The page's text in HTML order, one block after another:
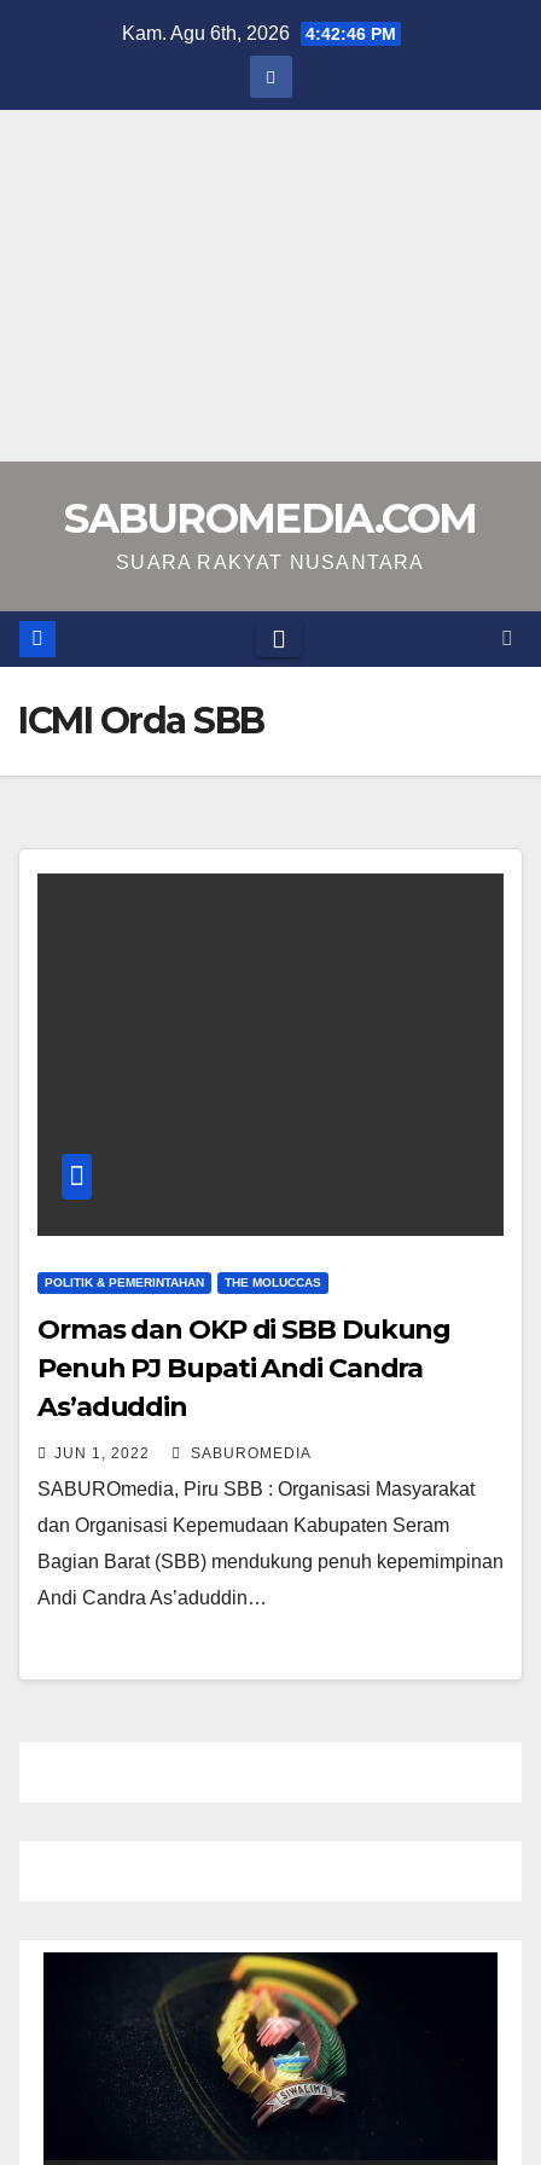
Kam. Agu 6th, 2026 4:42:46 PM
SABUROMEDIA.COM
SUARA RAKYAT NUSANTARA
ICMI Orda SBB
POLITIK & PEMERINTAHAN THE MOLUCCAS
Ormas dan OKP di SBB Dukung
Penuh PJ Bupati Andi Candra
As’aduddin
JUN 1, 2022 SABUROMEDIA
SABUROmedia, Piru SBB : Organisasi Masyarakat
dan Organisasi Kepemudaan Kabupaten Seram
Bagian Barat (SBB) mendukung penuh kepemimpinan
Andi Candra As’aduddin…